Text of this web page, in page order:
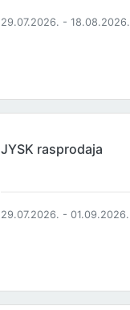
29.07.2026. - 18.08.2026.
JYSK rasprodaja
29.07.2026. - 01.09.2026.